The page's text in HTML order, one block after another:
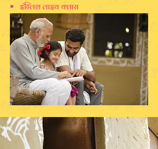
इंग्लिश लाइव क्लास